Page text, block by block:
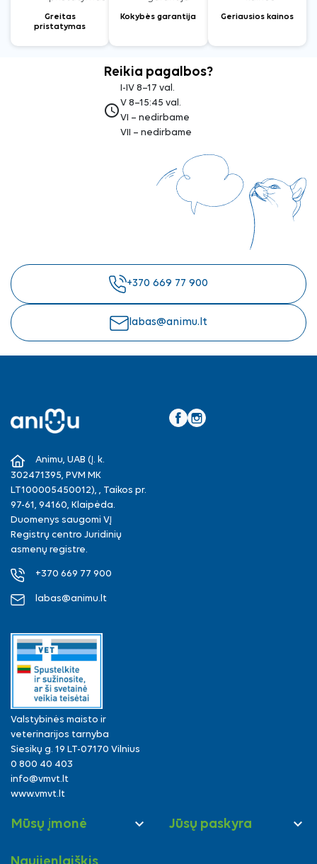
Greitas
pristatymas
Kokybės garantija Geriausios kainos
Reikia pagalbos?
access_time
I-IV 8–17 val.
V 8–15:45 val.
VI – nedirbame
VII – nedirbame
+370 669 77 900
labas@animu.lt
Animu, UAB (Į. k.
302471395, PVM MK
LT100005450012), , Taikos pr.
97-61, 94160, Klaipėda.
Duomenys saugomi VĮ
Registrų centro Juridinių
asmenų registre.
+370 669 77 900
labas@animu.lt
Valstybinės maisto ir
veterinarijos tarnyba
Siesikų g. 19 LT-07170 Vilnius
0 800 40 403
info@vmvt.lt
www.vmvt.lt
Mūsų įmonė  Jūsų paskyra 